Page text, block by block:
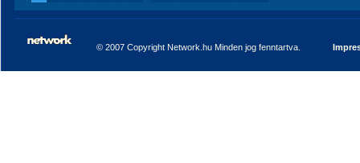
© 2007 Copyright Network.hu Minden jog fenntartva.